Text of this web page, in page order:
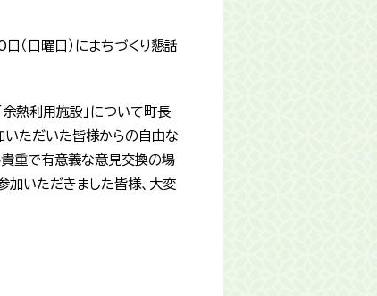
（日曜日）にまちづくり懇話
余熱利用施設」について町長
いただいた皆様からの自由な
重で有意義な意見交換の場
加いただきました皆様、大変